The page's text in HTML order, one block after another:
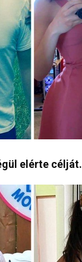
elérte célját.